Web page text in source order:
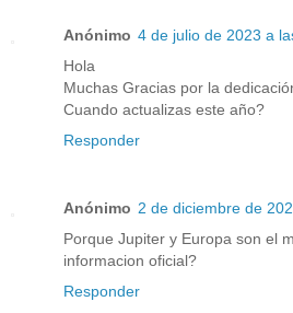
Anónimo 4 de julio de 2023 a
Hola
Muchas Gracias por la
Cuando actualizas este año?
Responder
Anónimo 2 de diciembre de
Porque Jupiter y Europa son el
informacion oficial?
Responder